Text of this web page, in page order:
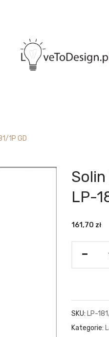
1P GD
LP-
161,70 zł
SKU: LP-
Kategorie: